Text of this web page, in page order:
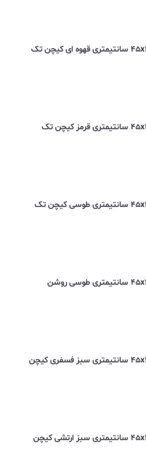
سینی پلی پروپیلن ۴۵x۳۵ سانتیمتری طوسی روشن
سینی پلی پروپیلن ۴۵x۳۵ سانتیمتری سبز فسفری کیچن
سینی پلی پروپیلن ۴۵x۳۵ سانتیمتری سبز ارتشی کیچن